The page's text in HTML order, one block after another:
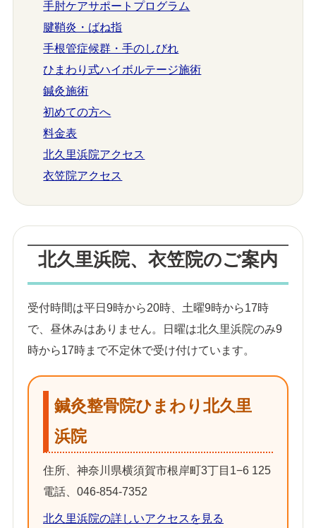
手肘ケアサポートプログラム
腱鞘炎・ばね指
手根管症候群・手のしびれ
ひまわり式ハイボルテージ施術
鍼灸施術
初めての方へ
料金表
北久里浜院アクセス
衣笠院アクセス
北久里浜院、衣笠院のご案内
受付時間は平日9時から20時、土曜9時から17時
で、昼休みはありません。日曜は北久里浜院のみ9
時から17時まで不定休で受け付けています。
鍼灸整骨院ひまわり北久里
浜院
住所、神奈川県横須賀市根岸町3丁目1−6 125
電話、046-854-7352
北久里浜院の詳しいアクセスを見る